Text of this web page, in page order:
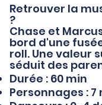
Retrouver la
?
Chase et
bord d'une
roll. Une valeur
séduit des
Durée : 60 min
Personnages :